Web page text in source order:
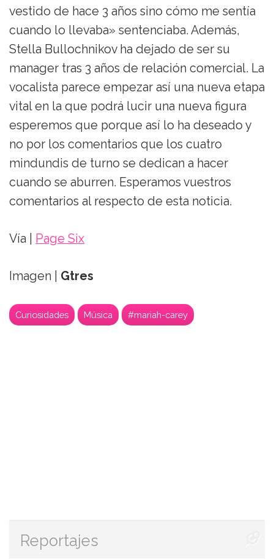
vestido de hace 3 años sino cómo me sentía
cuando lo llevaba» sentenciaba. Además,
Stella Bullochnikov ha dejado de ser su
manager tras 3 años de relación comercial. La
vocalista parece empezar así una nueva etapa
vital en la que podrá lucir una nueva figura
esperemos que porque así lo ha deseado y
no por los comentarios que los cuatro
mindundis de turno se dedican a hacer
cuando se aburren. Esperamos vuestros
comentarios al respecto de esta noticia.
Vía | Page Six
Imagen | Gtres
Curiosidades Música #mariah-carey
Reportajes